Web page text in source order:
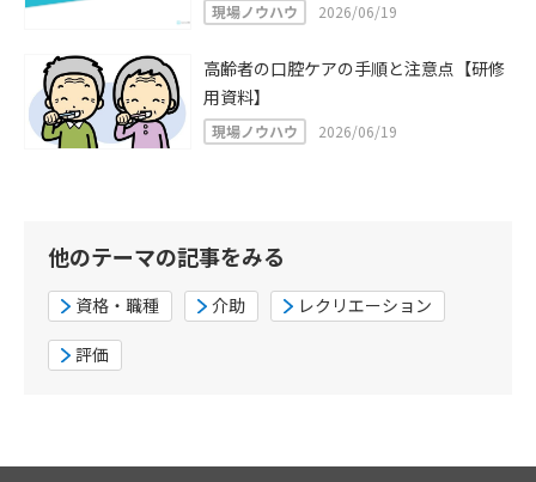
現場ノウハウ 2026/06/19
高齢者の口腔ケアの手順と注意点【研修
用資料】
現場ノウハウ 2026/06/19
他のテーマの記事をみる
資格・職種 介助 レクリエーション
評価